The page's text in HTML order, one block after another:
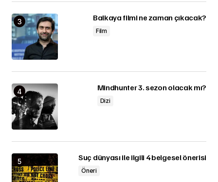
Balkaya filmi ne zaman çıkacak?
Film
Mindhunter 3. sezon olacak mı?
Dizi
Suç dünyası ile ilgili 4 belgesel önerisi
Öneri